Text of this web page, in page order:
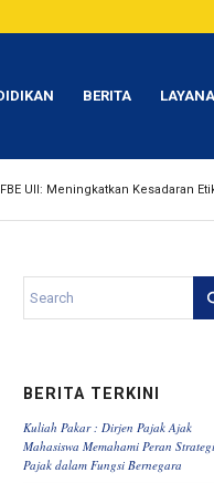
BERITA
UII: Meningkatkan Kesadaran
BERITA TERKINI
Kuliah Pakar : Dirjen Pajak Ajak
Mahasiswa Memahami Peran
Pajak dalam Fungsi Bernegara